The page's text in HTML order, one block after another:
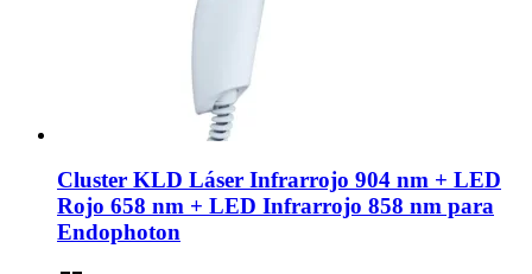
Cluster KLD Láser Infrarrojo 904 nm + LED
Rojo 658 nm + LED Infrarrojo 858 nm para
Endophoton